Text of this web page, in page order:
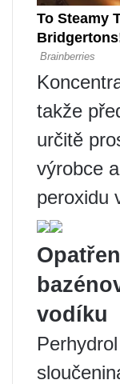
takže
určitě
výrobce
peroxidu
vodíku